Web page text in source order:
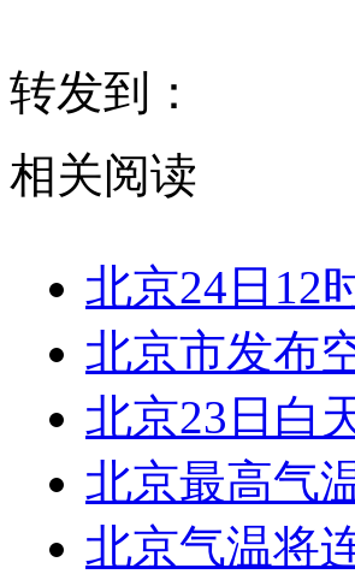
转发到：
相关阅读
北京24日12
北京市发布
北京23日白
北京最高气
北京气温将